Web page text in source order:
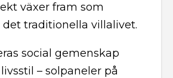
växer fram som
traditionella villalivet.
social gemenskap
– solpaneler på